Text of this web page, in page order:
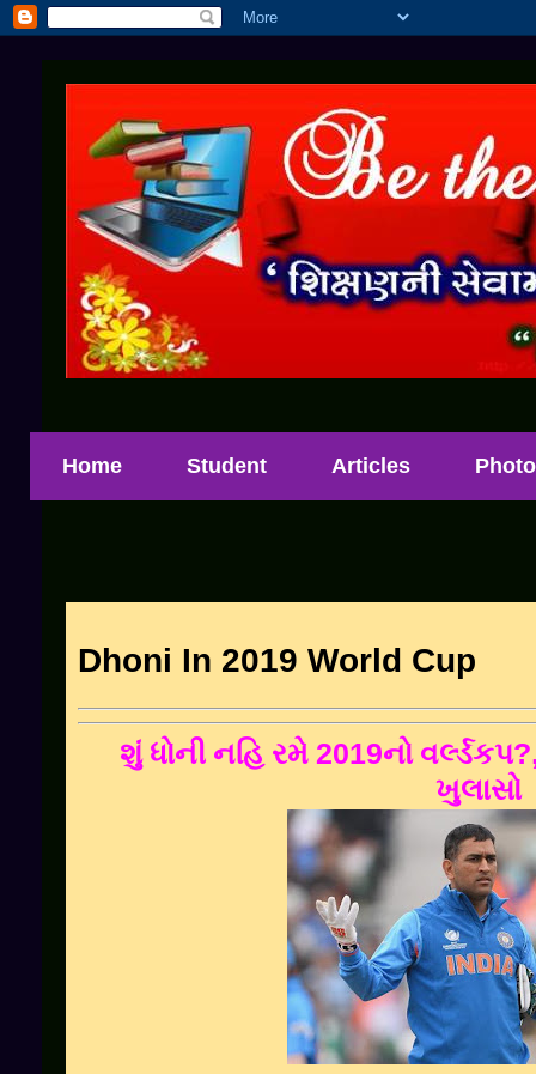
Home Student Articles
Dhoni In 2019 World Cup
શું ધોની નહિ રમે 2019નો વર્લ્ડકપ
ખુલાસો